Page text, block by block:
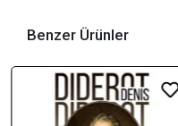
Benzer Ürünler